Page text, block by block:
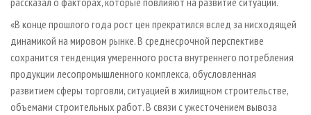
БИОЭНЕРГЕТИКА
ЦБП
ИНСТРУМЕНТ И МАТЕРИАЛЫ
RUSSIAN FORESTRY REVIEW
ГАЗЕТА ЛЕСПРОМФОРУМ
БИБЛИОТЕКА СПЕЦИАЛИСТА
«В конце прошлого года рост цен прекратился вслед за нисходящей
динамикой на мировом рынке. В среднесрочной перспективе
сохранится тенденция умеренного роста внутреннего потребления
продукции лесопромышленного комплекса, обусловленная
развитием сферы торговли, ситуацией в жилищном строительстве,
объемами строительных работ. В связи с ужесточением вывоза